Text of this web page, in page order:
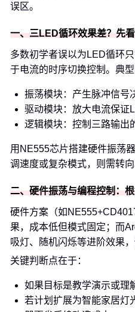
误区。
一、三LED循环效果差？先
多数初学者误以为LED循环
于电流的时序切换控制。典
振荡模块：产生脉冲信号
驱动模块：放大电流保证
逻辑模块：控制三路输出
用NE555芯片搭建硬件振荡
调速度或复杂模式，则需转向
二、硬件振荡与编程控制：
硬件方案（如
果，成本低但模式固定；而
吸灯、随机闪烁等进阶效果
关键判断点在于：
如果目标是教学演示或理
若计划扩展为智能家居灯